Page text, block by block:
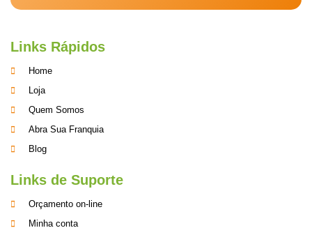
Links Rápidos
Home
Loja
Quem Somos
Abra Sua Franquia
Blog
Links de Suporte
Orçamento on-line
Minha conta